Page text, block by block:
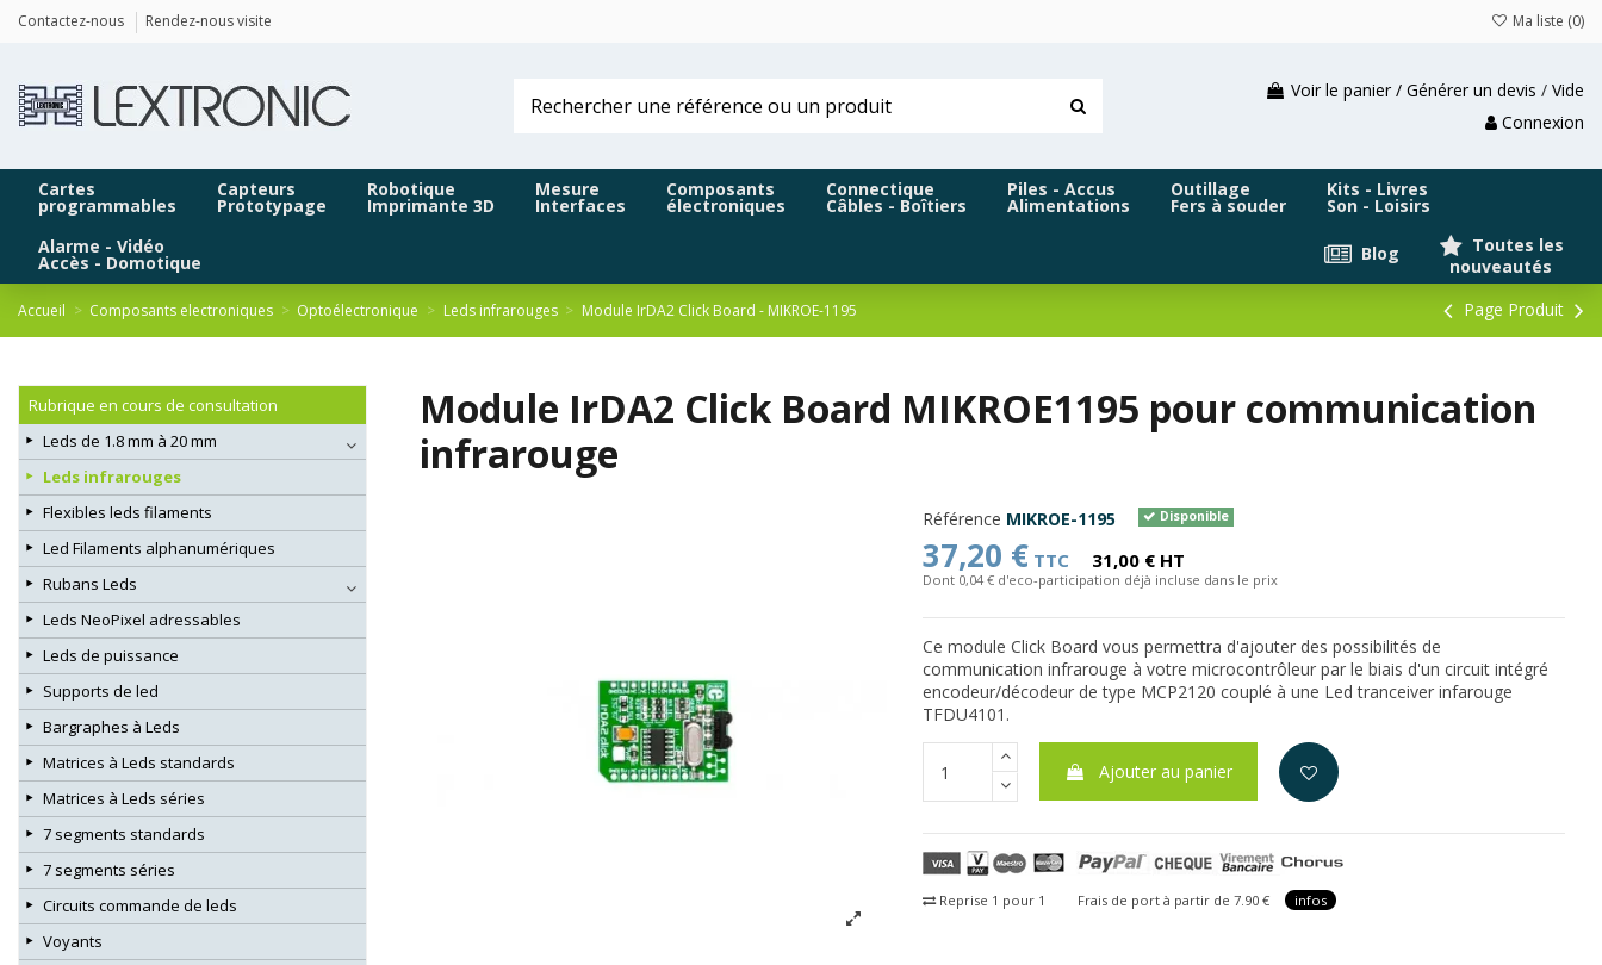
Contactez-nous Rendez-nous visite Ma liste (0)
Voir le panier / Générer un devis / Vide
Connexion
Cartes
programmables
Capteurs
Prototypage
Robotique
Imprimante 3D
Mesure
Interfaces
Composants
électroniques
Connectique
Câbles - Boîtiers
Piles - Accus
Alimentations
Outillage
Fers à souder
Kits - Livres
Son - Loisirs
Alarme - Vidéo
Accès - Domotique
Toutes les
nouveautés
Blog
Accueil Composants electroniques Optoélectronique Leds infrarouges Module IrDA2 Click Board - MIKROE-1195 Page Produit
Module IrDA2 Click Board MIKROE1195 pour communication
infrarouge
Référence MIKROE-1195 Disponible
37,20 € TTC 31,00 € HT
Dont 0,04 € d'eco-participation déjà incluse dans le prix
Ce module Click Board vous permettra d'ajouter des possibilités de
communication infrarouge à votre microcontrôleur par le biais d'un circuit intégré
encodeur/décodeur de type MCP2120 couplé à une Led tranceiver infarouge
TFDU4101.
Ajouter au panier
Reprise 1 pour 1 Frais de port à partir de 7.90 € infos
Rubrique en cours de consultation
Leds de 1.8 mm à 20 mm
Leds infrarouges
Flexibles leds filaments
Led Filaments alphanumériques
Rubans Leds
Leds NeoPixel adressables
Leds de puissance
Supports de led
Bargraphes à Leds
Matrices à Leds standards
Matrices à Leds séries
7 segments standards
7 segments séries
Circuits commande de leds
Voyants
Panneau de gestion des cookies